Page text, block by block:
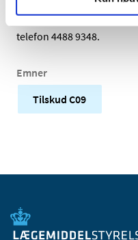
Yderligere oplysninger
telefon 4488 9348.
Emner
Tilskud C09